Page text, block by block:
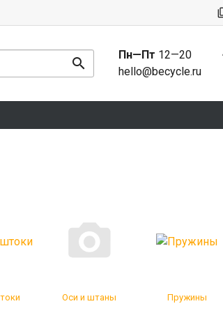
Пн—Пт 12—20
hello@becycle.ru
Оси и штаны Пружины